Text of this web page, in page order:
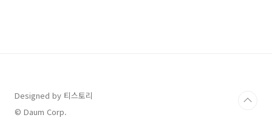
Designed by 티스토리
© Daum Corp.